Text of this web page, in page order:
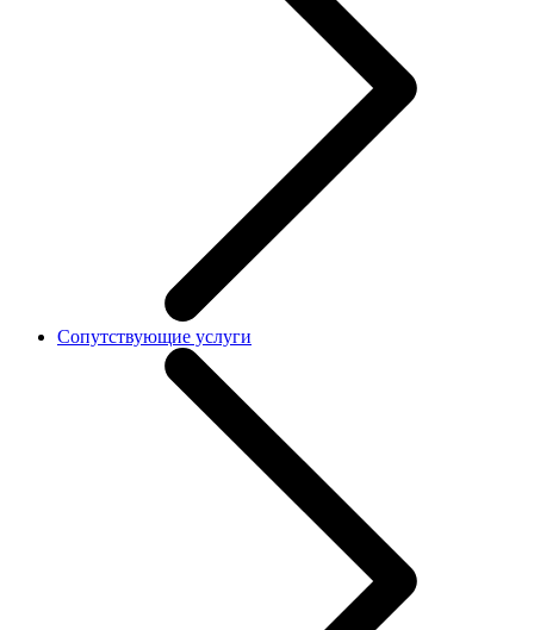
Сопутствующие услуги